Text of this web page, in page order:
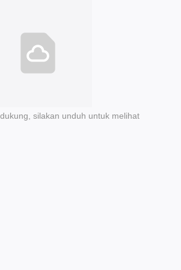
silakan unduh untuk melihat